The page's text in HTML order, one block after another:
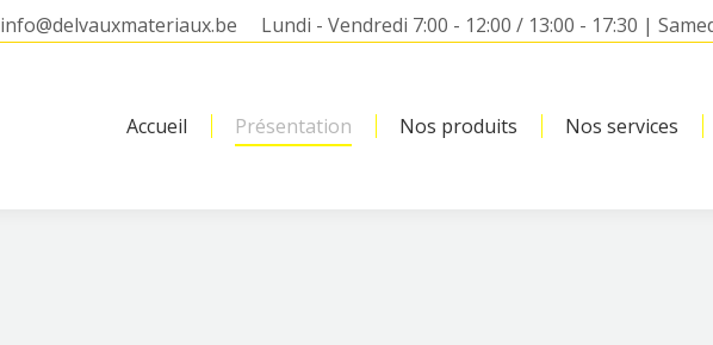
info@delvauxmateriaux.be Lundi - Vendredi 7:00 - 12:00 / 13:00 - 17:30 |
Accueil Présentation Nos produits Nos services